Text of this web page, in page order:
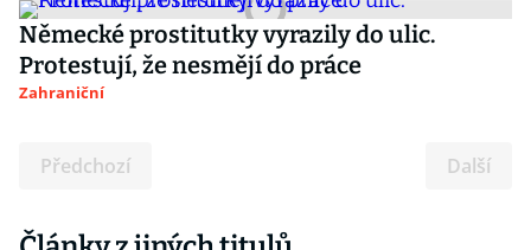
Německé prostitutky vyrazily do ulic.
Protestují, že nesmějí do práce
Zahraniční
Předchozí Další